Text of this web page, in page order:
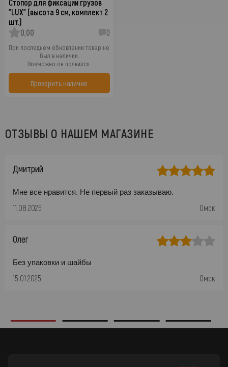
Стопор для фиксации грузов
"LUX" (высота 9 см, комплект 2
шт.)
0,00
0
При последнем обновлении товар не
был в наличии.
Возможно он появился.
Проверить наличие
ОТЗЫВЫ О НАШЕМ МАГАЗИНЕ
Дмитрий
Мне все нравится. Не первый раз заказываю.
11.08.2025 Омск
Олег
Без упаковки и шайбы
15.01.2025 Омск